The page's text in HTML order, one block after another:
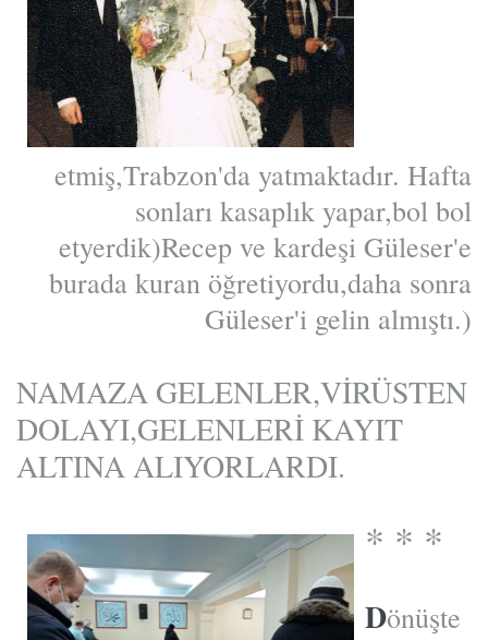
etmiş,Trabzon'da yatmaktadır. Hafta
sonları kasaplık yapar,bol bol
etyerdik)Recep ve kardeşi Güleser'e
burada kuran öğretiyordu,daha sonra
Güleser'i gelin almıştı.)
NAMAZA GELENLER,VİRÜSTEN
DOLAYI,GELENLERİ KAYIT
ALTINA ALIYORLARDI.
* * *
Dönüşte